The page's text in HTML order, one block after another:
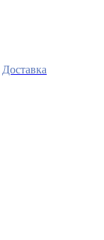
Доставка